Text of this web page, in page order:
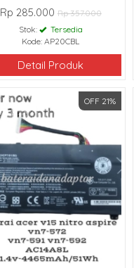
Rp 285.000 Rp 357.000
Stok:
Tersedia
Kode: AP20CBL
Detail Produk
OFF 21%